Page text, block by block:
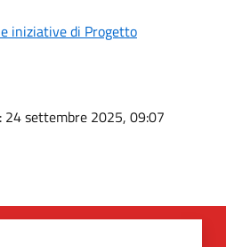
iniziative di Progetto
: 24 settembre 2025, 09:07